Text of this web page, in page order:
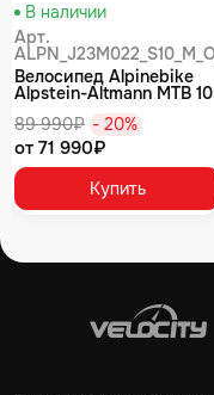
В наличии
Арт.
Велосипед Alpinebike
Alpstein-Altmann MTB 10
89 990₽ - 20%
от 71 990₽
Купить